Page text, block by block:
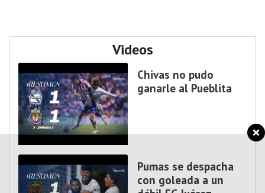
Videos
Chivas no pudo
ganarle al Pueblita
Pumas se despacha
con goleada a un